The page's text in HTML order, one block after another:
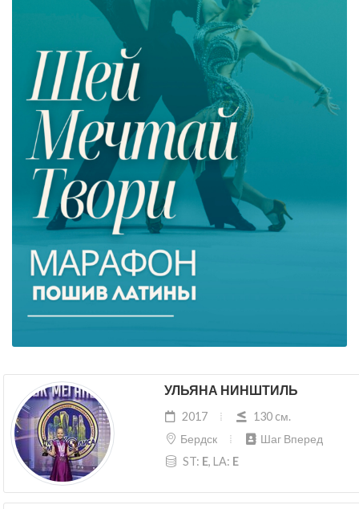
УЛЬЯНА НИНШТИЛЬ
2017
130 cм.
Бердск
Шаг Вперед
ST: E, LA: E